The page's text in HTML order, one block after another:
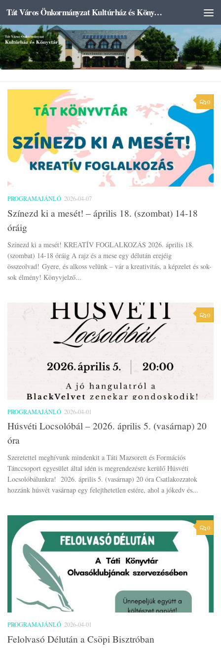
Skip to content Tát Város Önkormányzat Kultúrház és Könyvtár
0
PROGRAMAJÁNLÓ 2026-04-07
Színezd ki a mesét! – április 18. (szombat) 14-18
óráig
Színezd ki a mesét! KREATÍV FOGLALKOZÁS 2026. április 18.
(szombat) 14-18 óráig A rajz és a mese egy délután erejéig
összeolvad! Gyere, és alkoss velünk – vár a kreativitás, a képzelet és sok-
sok élmény! Könyvjelző...
0
PROGRAMAJÁNLÓ 2026-04-01
Húsvéti Locsolóbál – 2026. április 5. (vasárnap) 20
óra
Szeretettel meghívunk mindenkit a Táti Mazsorett és Formációs
Tánccsoport egyesület által idén is megrendezésre kerülő Húsvéti
Locsolóbálunkra! 2026. április 5. (vasárnap) 20 óra Csatlakozzatok
hozzánk húsvét vasárnap egy felejthetetlen estére, ahol a jókedv és...
0
PROGRAMAJÁNLÓ 2026-04-01
Felolvasó Délután a Csöpi Bisztróban